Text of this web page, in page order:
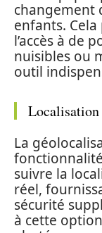
changement
enfants.
l’accès à de
nuisibles ou
outil
Localisation
La
suivre la
réel,
sécurité
à cette